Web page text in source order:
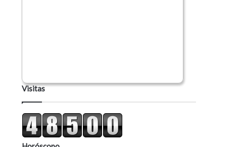
Visitas